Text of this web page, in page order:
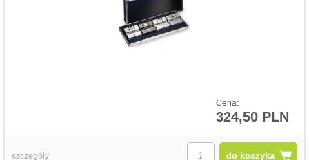
Cena:
324,50 PLN
do koszyka
szczegóły